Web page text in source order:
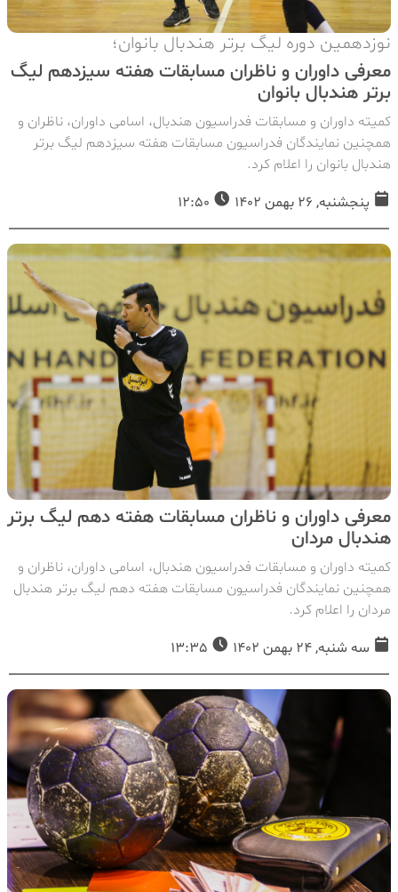
نوزدهمین دوره لیگ برتر هندبال بانوان؛
معرفی داوران و ناظران مسابقات هفته سیزدهم لیگ
برتر هندبال بانوان
کمیته داوران و مسابقات فدراسیون هندبال، اسامی داوران، ناظران و
همچنین نمایندگان فدراسیون مسابقات هفته سیزدهم لیگ برتر
هندبال بانوان را اعلام کرد.
پنجشنبه, 26 بهمن 1402
معرفی داوران و ناظران مسابقات هفته دهم لیگ برتر
هندبال مردان
کمیته داوران و مسابقات فدراسیون هندبال، اسامی داوران، ناظران و
همچنین نمایندگان فدراسیون مسابقات هفته دهم لیگ برتر هندبال
مردان را اعلام کرد.
سه شنبه, 24 بهمن 1402